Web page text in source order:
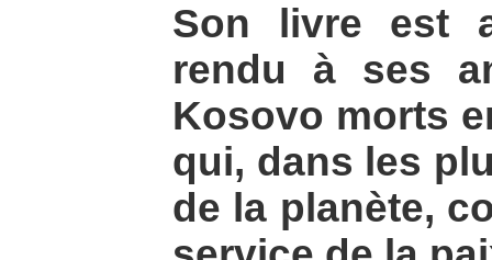
Son livre est
rendu à ses
Kosovo morts
qui, dans les
de la planète,